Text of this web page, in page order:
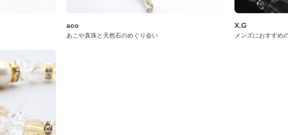
aco
あこや真珠と天然石のめぐり会い
X.G
メンズにおすすめ